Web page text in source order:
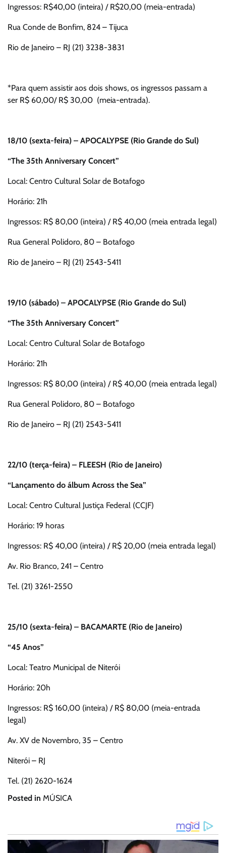
Ingressos: R$40,00 (inteira) / R$20,00 (meia-entrada)
Rua Conde de Bonfim, 824 – Tijuca
Rio de Janeiro – RJ (21) 3238-3831
*Para quem assistir aos dois shows, os ingressos passam a
ser R$ 60,00/ R$ 30,00 (meia-entrada).
18/10 (sexta-feira) – APOCALYPSE (Rio Grande do Sul)
“The 35th Anniversary Concert”
Local: Centro Cultural Solar de Botafogo
Horário: 21h
Ingressos: R$ 80,00 (inteira) / R$ 40,00 (meia entrada legal)
Rua General Polidoro, 80 – Botafogo
Rio de Janeiro – RJ (21) 2543-5411
19/10 (sábado) – APOCALYPSE (Rio Grande do Sul)
“The 35th Anniversary Concert”
Local: Centro Cultural Solar de Botafogo
Horário: 21h
Ingressos: R$ 80,00 (inteira) / R$ 40,00 (meia entrada legal)
Rua General Polidoro, 80 – Botafogo
Rio de Janeiro – RJ (21) 2543-5411
22/10 (terça-feira) – FLEESH (Rio de Janeiro)
“Lançamento do álbum Across the Sea”
Local: Centro Cultural Justiça Federal (CCJF)
Horário: 19 horas
Ingressos: R$ 40,00 (inteira) / R$ 20,00 (meia entrada legal)
Av. Rio Branco, 241 – Centro
Tel. (21) 3261-2550
25/10 (sexta-feira) – BACAMARTE (Rio de Janeiro)
“45 Anos”
Local: Teatro Municipal de Niterói
Horário: 20h
Ingressos: R$ 160,00 (inteira) / R$ 80,00 (meia-entrada
legal)
Av. XV de Novembro, 35 – Centro
Niterói – RJ
Tel. (21) 2620-1624
Posted in MÚSICA